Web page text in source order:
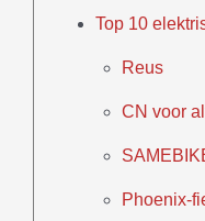
Top 10
Reus
CN voor
Phoenix-